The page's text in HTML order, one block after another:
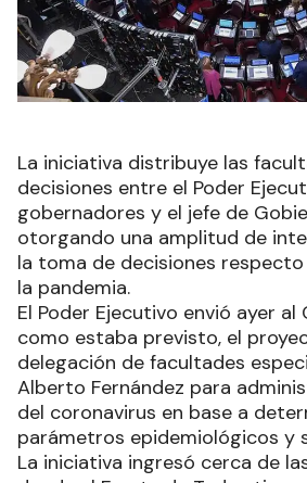
La iniciativa distribuye las
decisiones entre el Poder
gobernadores y el jefe de
otorgando una amplitud de
la toma de decisiones
la pandemia.
El Poder Ejecutivo envió ayer al
como estaba previsto, el
delegación de facultades
Alberto Fernández para
del coronavirus en base a
parámetros epidemiológicos y
La iniciativa ingresó cerca de